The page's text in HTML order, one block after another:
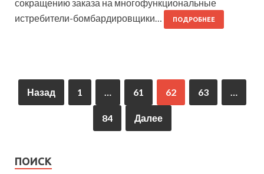
сокращению заказа на многофункциональные
истребители-бомбардировщики…
ПОДРОБНЕЕ
Назад 1 … 61 62 63 …
84 Далее
ПОИСК